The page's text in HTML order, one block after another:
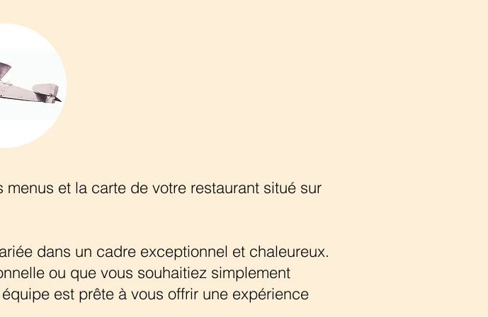
et la carte de votre restaurant situé sur
dans un cadre exceptionnel et chaleureux.
ou que vous souhaitiez simplement
est prête à vous offrir une expérience